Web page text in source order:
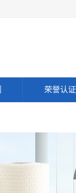
荣誉认证